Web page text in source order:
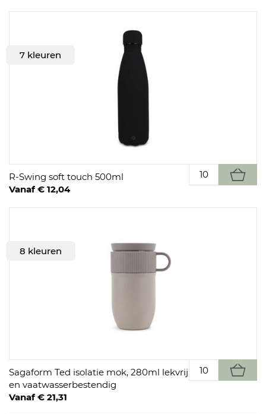
7 kleuren
R-Swing soft touch 500ml
Vanaf € 12,04
8 kleuren
Sagaform Ted isolatie mok, 280ml lekvrij
en vaatwasserbestendig
Vanaf € 21,31